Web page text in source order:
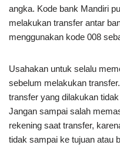
angka. Kode bank Mandiri
melakukan transfer antar
menggunakan kode 008
Usahakan untuk selalu
sebelum melakukan
transfer yang dilakukan
Jangan sampai salah
rekening saat transfer,
tidak sampai ke tujuan atau